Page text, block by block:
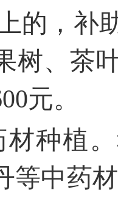
的，补
树、茶
元。
种植。
等中药